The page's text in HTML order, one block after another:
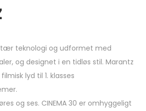
teknologi og udformet med
og designet i en tidløs stil. Marantz
lyd til 1. klasses
og ses. CINEMA 30 er omhyggeligt